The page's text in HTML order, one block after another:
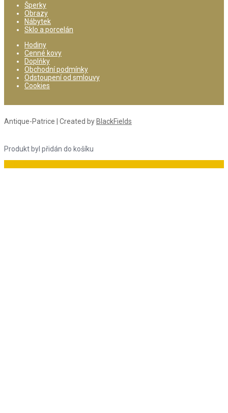
Šperky
Obrazy
Nábytek
Sklo a porcelán
Hodiny
Cenné kovy
Doplňky
Obchodní podmínky
Odstoupení od smlouvy
Cookies
Antique-Patrice | Created by BlackFields
Produkt byl přidán do košíku